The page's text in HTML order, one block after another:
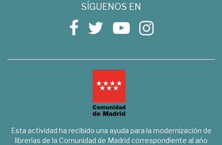
SÍGUENOS EN
Esta actividad ha recibido una ayuda para la modernización de
librerías de la Comunidad de Madrid correspondiente al año